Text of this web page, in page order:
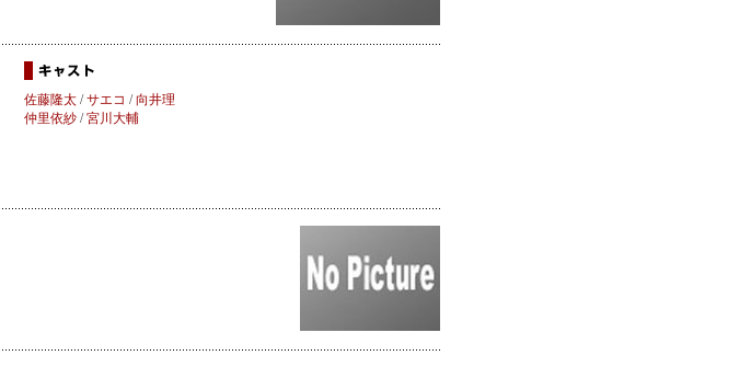
佐藤隆太/サエコ /向井理
仲里依紗/宮川大輔